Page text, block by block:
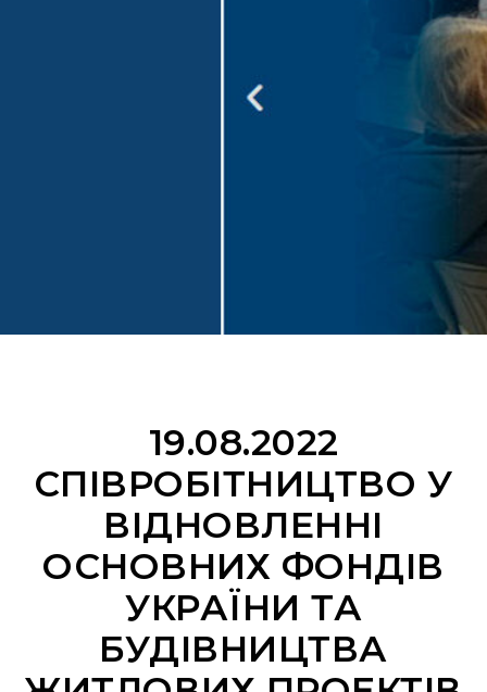
19.08.2022
CПІВРОБІТНИЦТВО У
ВІДНОВЛЕННІ
ОСНОВНИХ ФОНДІВ
УКРАЇНИ ТА
БУДІВНИЦТВА